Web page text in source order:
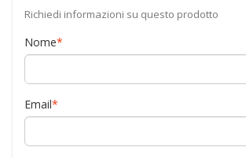
Richiedi informazioni su questo prodotto
Nome*
Email*